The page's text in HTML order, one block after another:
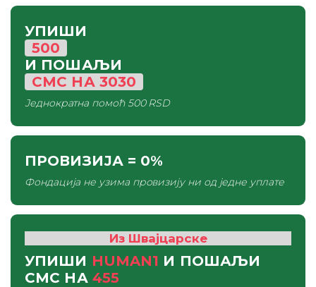
УПИШИ
500
И ПОШАЉИ
СМС НА3030
Једнократна помоћ500 RSD
ПРОВИЗИЈА = 0%
Фондација не узима провизију ни од једне уплате
Из Швајцарске
УПИШИ HUMAN1 И ПОШАЉИ
СМС НА 455